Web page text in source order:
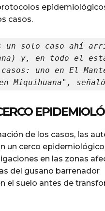
casos.
un solo caso ahí
y, en todo el
uno en El
Miquihuana",
de los casos, las
un cerco
en las zonas
del gusano barrenador
el suelo antes de